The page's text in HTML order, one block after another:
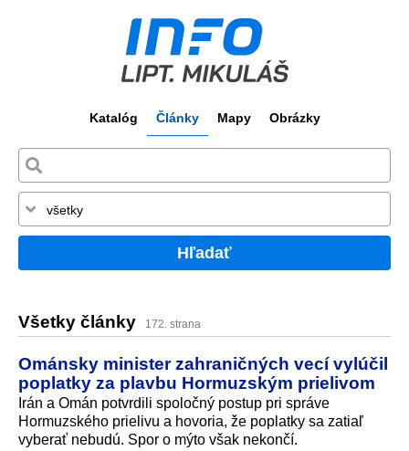
Katalóg Články Mapy Obrázky
Hľadať
Všetky články 172. strana
Ománsky minister zahraničných vecí vylúčil
poplatky za plavbu Hormuzským prielivom
Irán a Omán potvrdili spoločný postup pri správe
Hormuzského prielivu a hovoria, že poplatky sa zatiaľ
vyberať nebudú. Spor o mýto však nekončí.